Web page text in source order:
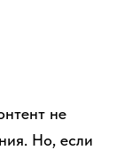
не
Но, если